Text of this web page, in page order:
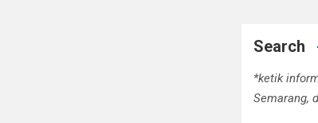
Search
*ketik
Semarang,